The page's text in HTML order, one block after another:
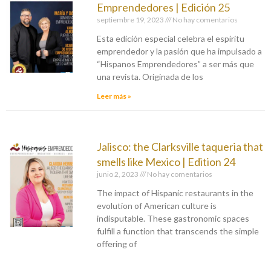
Emprendedores | Edición 25
septiembre 19, 2023 No hay comentarios
Esta edición especial celebra el espíritu
emprendedor y la pasión que ha impulsado a
“Hispanos Emprendedores” a ser más que
una revista. Originada de los
Leer más »
Jalisco: the Clarksville taqueria that
smells like Mexico | Edition 24
junio 2, 2023 No hay comentarios
The impact of Hispanic restaurants in the
evolution of American culture is
indisputable. These gastronomic spaces
fulfill a function that transcends the simple
offering of